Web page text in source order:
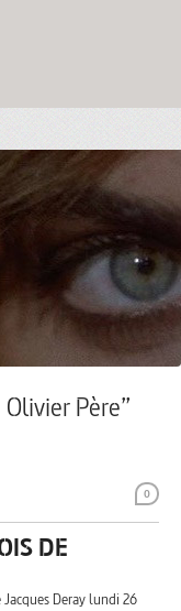
Père”
0
DE
Deray lundi 26